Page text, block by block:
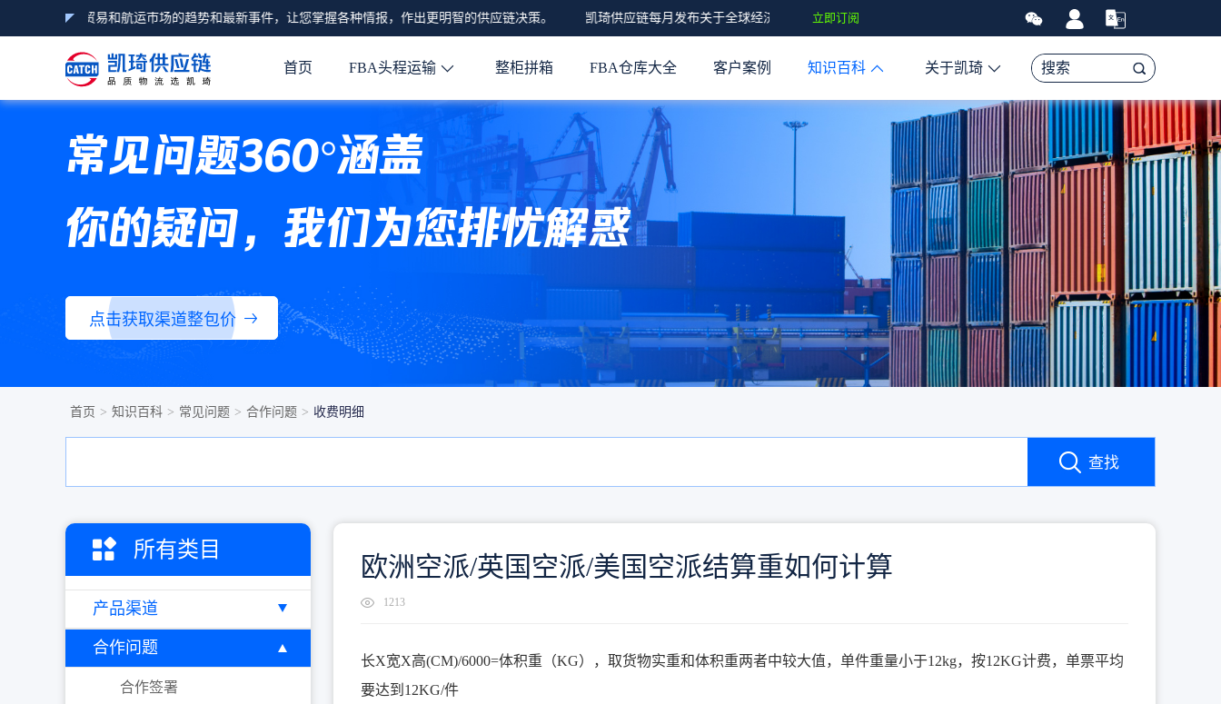
流资讯、贸易和航运市场的趋势和最新事件，让您掌握各种情报，作出更明智的供应链决策。 凯琦供应链每月发布关于全球经济、亚马逊FBA头程物流资讯、贸易和航运市场的趋势和最新事件，让您掌握各种
立即订阅
首页 FBA头程运输 整柜拼箱 FBA仓库大全 客户案例 知识百科 关于凯琦
常见问题360°涵盖
你的疑问，我们为您排忧解惑
点击获取渠道整包价
首页 > 知识百科 > 常见问题 > 合作问题 > 收费明细
查找
所有类目
产品渠道
合作问题
合作签署
欧洲空派/英国空派/美国空派结算重如何计算
1213
长X宽X高(CM)/6000=体积重（KG），取货物实重和体积重两者中较大值，单件重量小于12kg，按12KG计费，单票平均
要达到12KG/件